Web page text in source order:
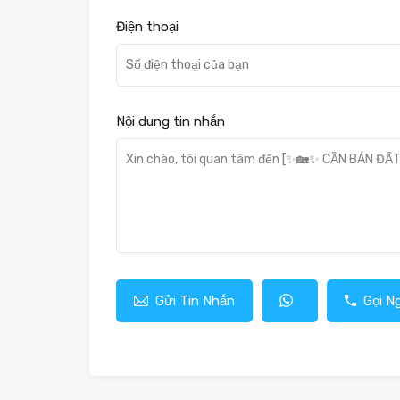
Điện thoại
Nội dung tin nhắn
Gửi Tin Nhắn Gọi